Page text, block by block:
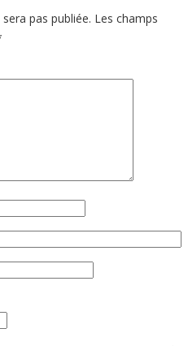
pas publiée. Les champs